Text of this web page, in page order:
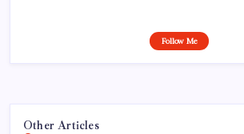
Follow Me
Other Articles